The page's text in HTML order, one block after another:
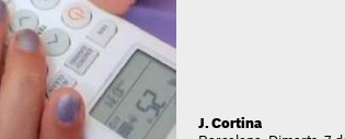
J. Cortina